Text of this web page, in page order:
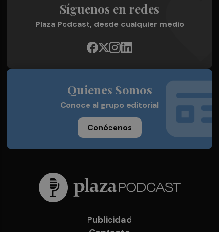
Síguenos en redes
Plaza Podcast, desde cualquier medio
Quienes Somos
Conoce al grupo editorial
Conócenos
Publicidad